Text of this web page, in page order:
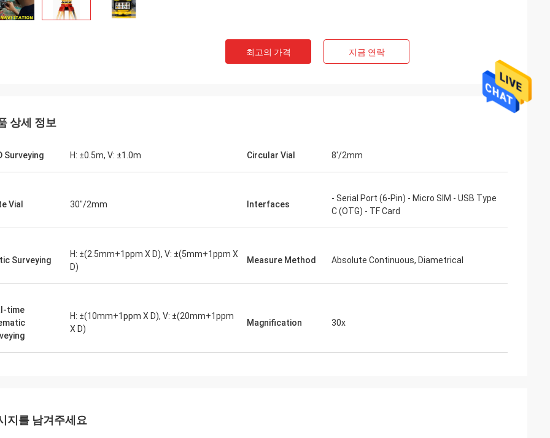
최고의 가격 지금 연락
상세 정보
Surveying H: ±0.5m, V: ±1.0m Circular Vial 8'/2mm
Vial 30"/2mm Interfaces
- Serial Port (6-Pin) - Micro SIM - USB Type
C (OTG) - TF Card
Surveying
H: ±(2.5mm+1ppm X D), V: ±(5mm+1ppm X
D)
Measure Method Absolute Continuous, Diametrical
time
H: ±(10mm+1ppm X D), V: ±(20mm+1ppm
X D)
Magnification 30x
지를 남겨주세요